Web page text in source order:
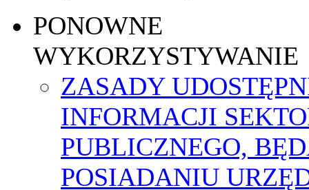
PONOWNE
WYKORZYSTYWANIE
ZASADY
INFORMACJI
PUBLICZNEGO,
POSIADANIU